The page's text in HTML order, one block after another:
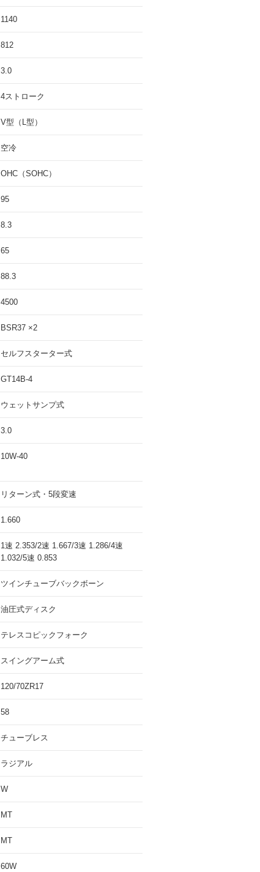
1140
812
3.0
4ストローク
V型（L型）
空冷
OHC（SOHC）
95
8.3
65
88.3
4500
BSR37 ×2
セルフスターター式
GT14B-4
ウェットサンプ式
3.0
10W-40
リターン式・5段変速
1.660
1速 2.353/2速 1.667/3速 1.286/4速
1.032/5速 0.853
ツインチューブバックボーン
油圧式ディスク
テレスコピックフォーク
スイングアーム式
120/70ZR17
58
チューブレス
ラジアル
W
MT
MT
60W